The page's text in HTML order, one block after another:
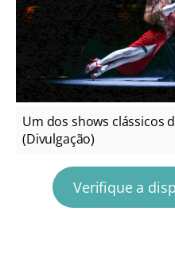
Um dos shows clássicos
(Divulgação)
Verifique a